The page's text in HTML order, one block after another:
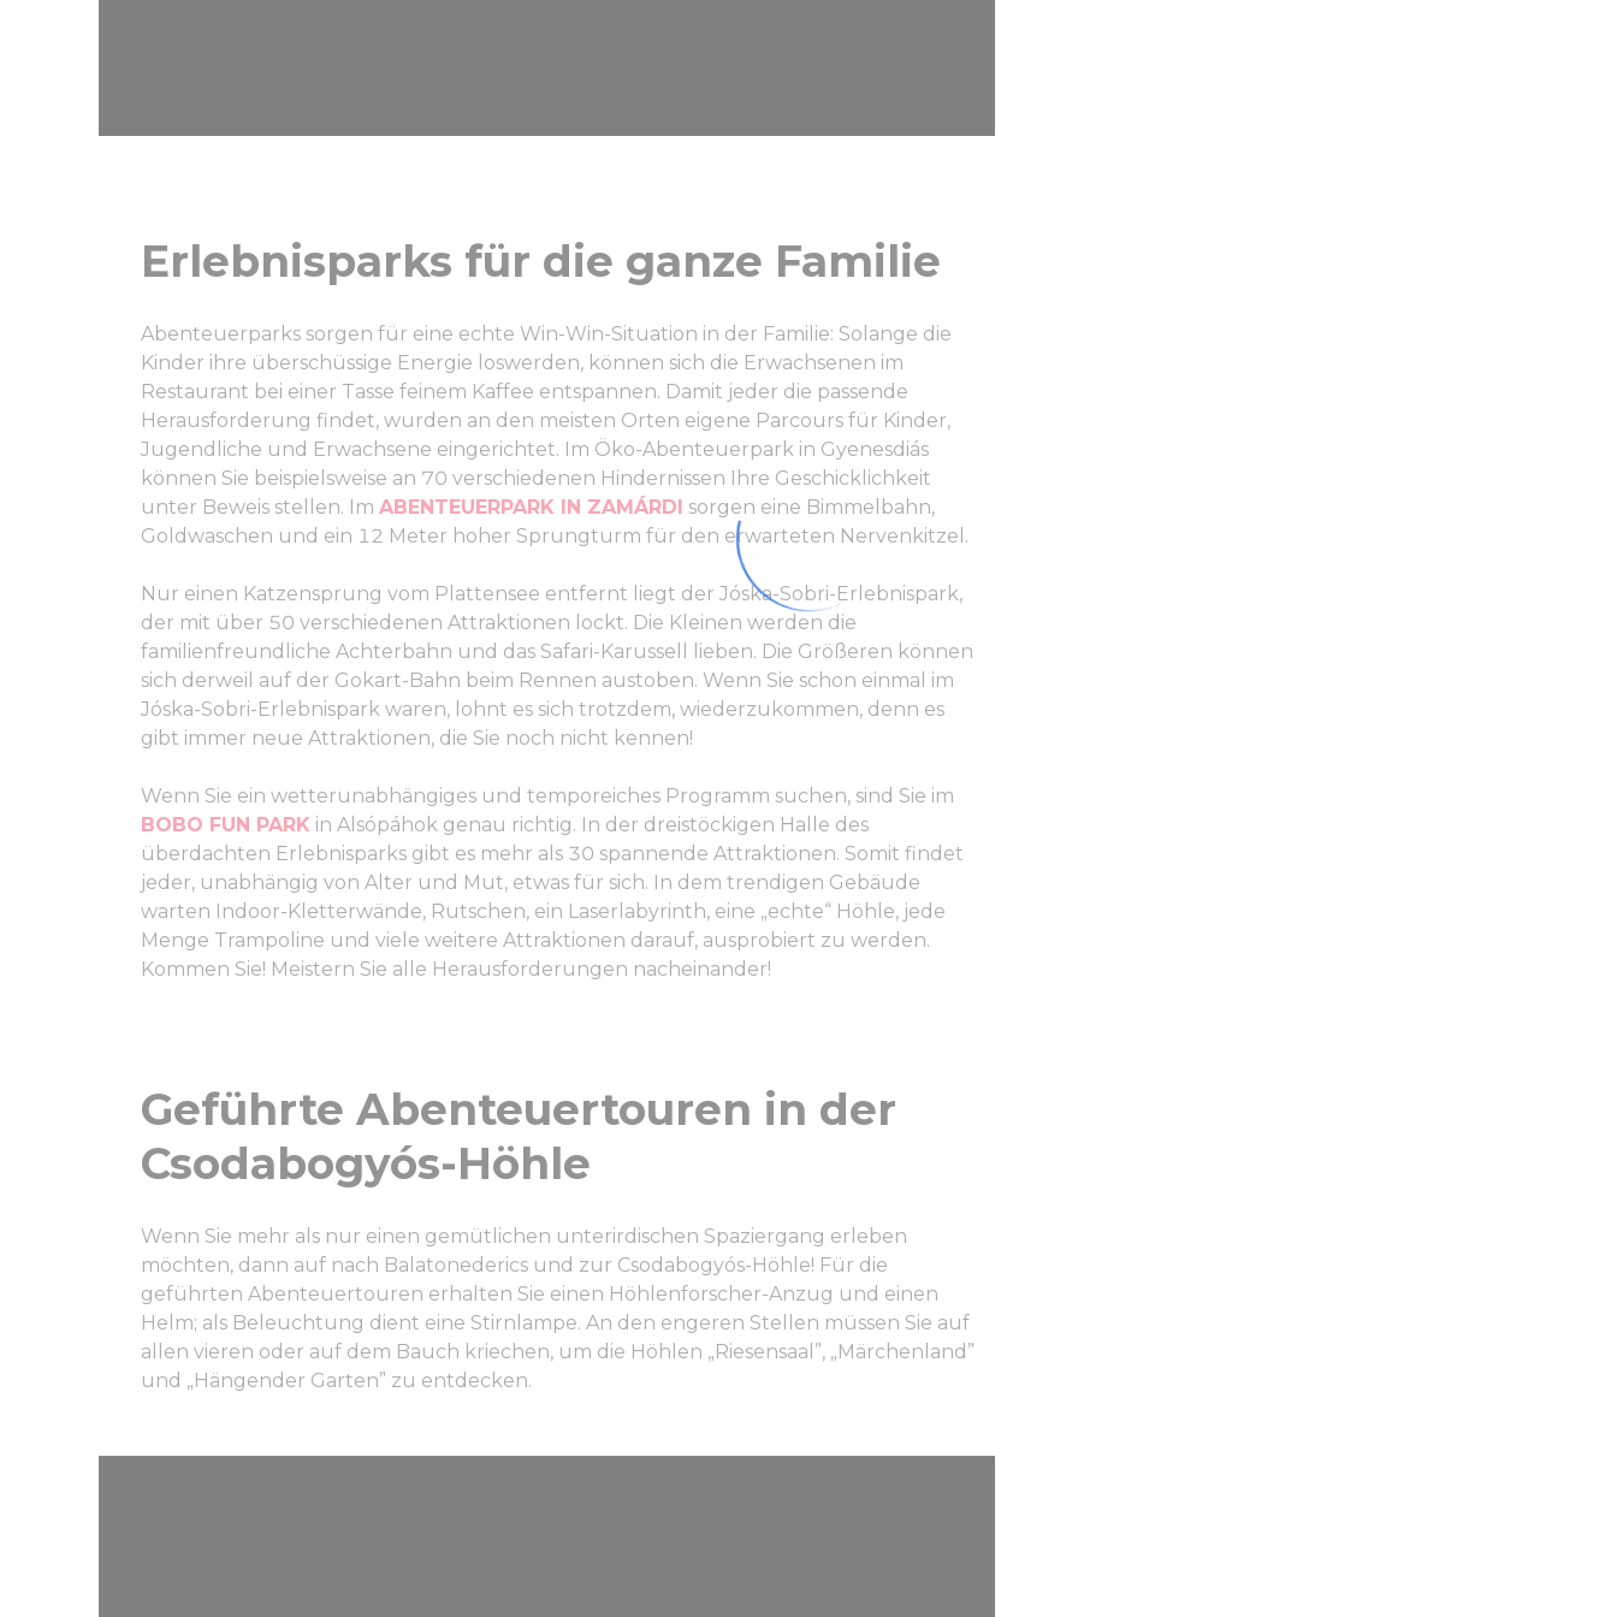
Erlebnisparks für die ganze Familie
Abenteuerparks sorgen für eine echte Win-Win-Situation in der Familie: Solange die
Kinder ihre überschüssige Energie loswerden, können sich die Erwachsenen im
Restaurant bei einer Tasse feinem Kaffee entspannen. Damit jeder die passende
Herausforderung findet, wurden an den meisten Orten eigene Parcours für Kinder,
Jugendliche und Erwachsene eingerichtet. Im Öko-Abenteuerpark in Gyenesdiás
können Sie beispielsweise an 70 verschiedenen Hindernissen Ihre Geschicklichkeit
unter Beweis stellen. Im ABENTEUERPARK IN ZAMÁRDI sorgen eine Bimmelbahn,
Goldwaschen und ein 12 Meter hoher Sprungturm für den erwarteten Nervenkitzel.
Nur einen Katzensprung vom Plattensee entfernt liegt der Jóska-Sobri-Erlebnispark,
der mit über 50 verschiedenen Attraktionen lockt. Die Kleinen werden die
familienfreundliche Achterbahn und das Safari-Karussell lieben. Die Größeren können
sich derweil auf der Gokart-Bahn beim Rennen austoben. Wenn Sie schon einmal im
Jóska-Sobri-Erlebnispark waren, lohnt es sich trotzdem, wiederzukommen, denn es
gibt immer neue Attraktionen, die Sie noch nicht kennen!
Wenn Sie ein wetterunabhängiges und temporeiches Programm suchen, sind Sie im
BOBO FUN PARK in Alsópáhok genau richtig. In der dreistöckigen Halle des
überdachten Erlebnisparks gibt es mehr als 30 spannende Attraktionen. Somit findet
jeder, unabhängig von Alter und Mut, etwas für sich. In dem trendigen Gebäude
warten Indoor-Kletterwände, Rutschen, ein Laserlabyrinth, eine „echte“ Höhle, jede
Menge Trampoline und viele weitere Attraktionen darauf, ausprobiert zu werden.
Kommen Sie! Meistern Sie alle Herausforderungen nacheinander!
Geführte Abenteuertouren in der
Csodabogyós-Höhle
Wenn Sie mehr als nur einen gemütlichen unterirdischen Spaziergang erleben
möchten, dann auf nach Balatonederics und zur Csodabogyós-Höhle! Für die
geführten Abenteuertouren erhalten Sie einen Höhlenforscher-Anzug und einen
Helm; als Beleuchtung dient eine Stirnlampe. An den engeren Stellen müssen Sie auf
allen vieren oder auf dem Bauch kriechen, um die Höhlen „Riesensaal”, „Märchenland”
und „Hängender Garten” zu entdecken.